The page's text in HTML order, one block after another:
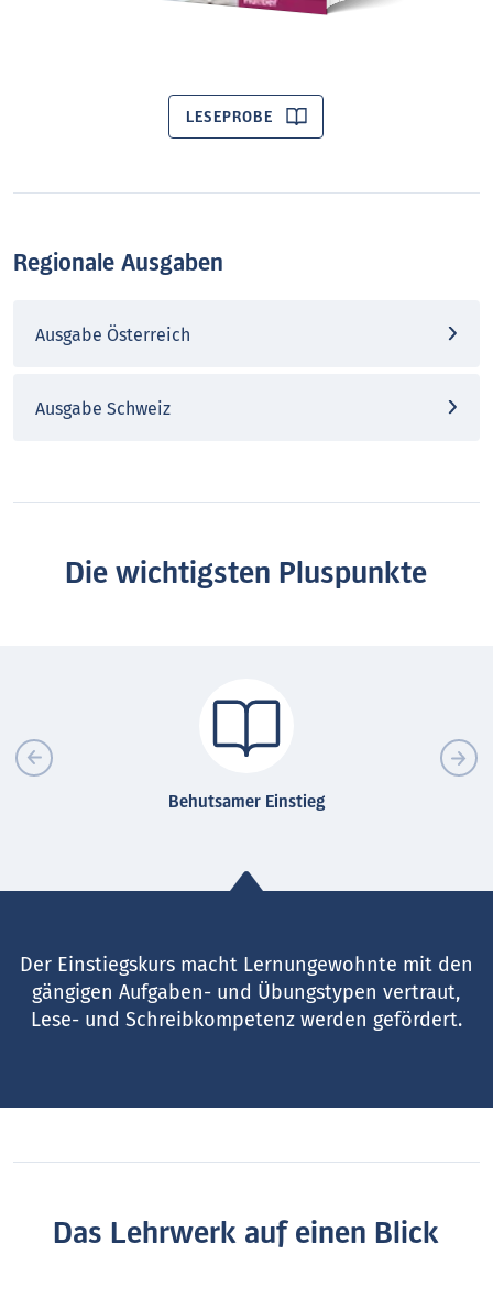
LESEPROBE
Regionale Ausgaben
Ausgabe Österreich
Ausgabe Schweiz
Die wichtigsten Pluspunkte
Behutsamer Einstieg
Der Einstiegskurs macht Lernungewohnte mit den
gängigen Aufgaben- und Übungstypen vertraut,
Lese- und Schreibkompetenz werden gefördert.
Das Lehrwerk auf einen Blick